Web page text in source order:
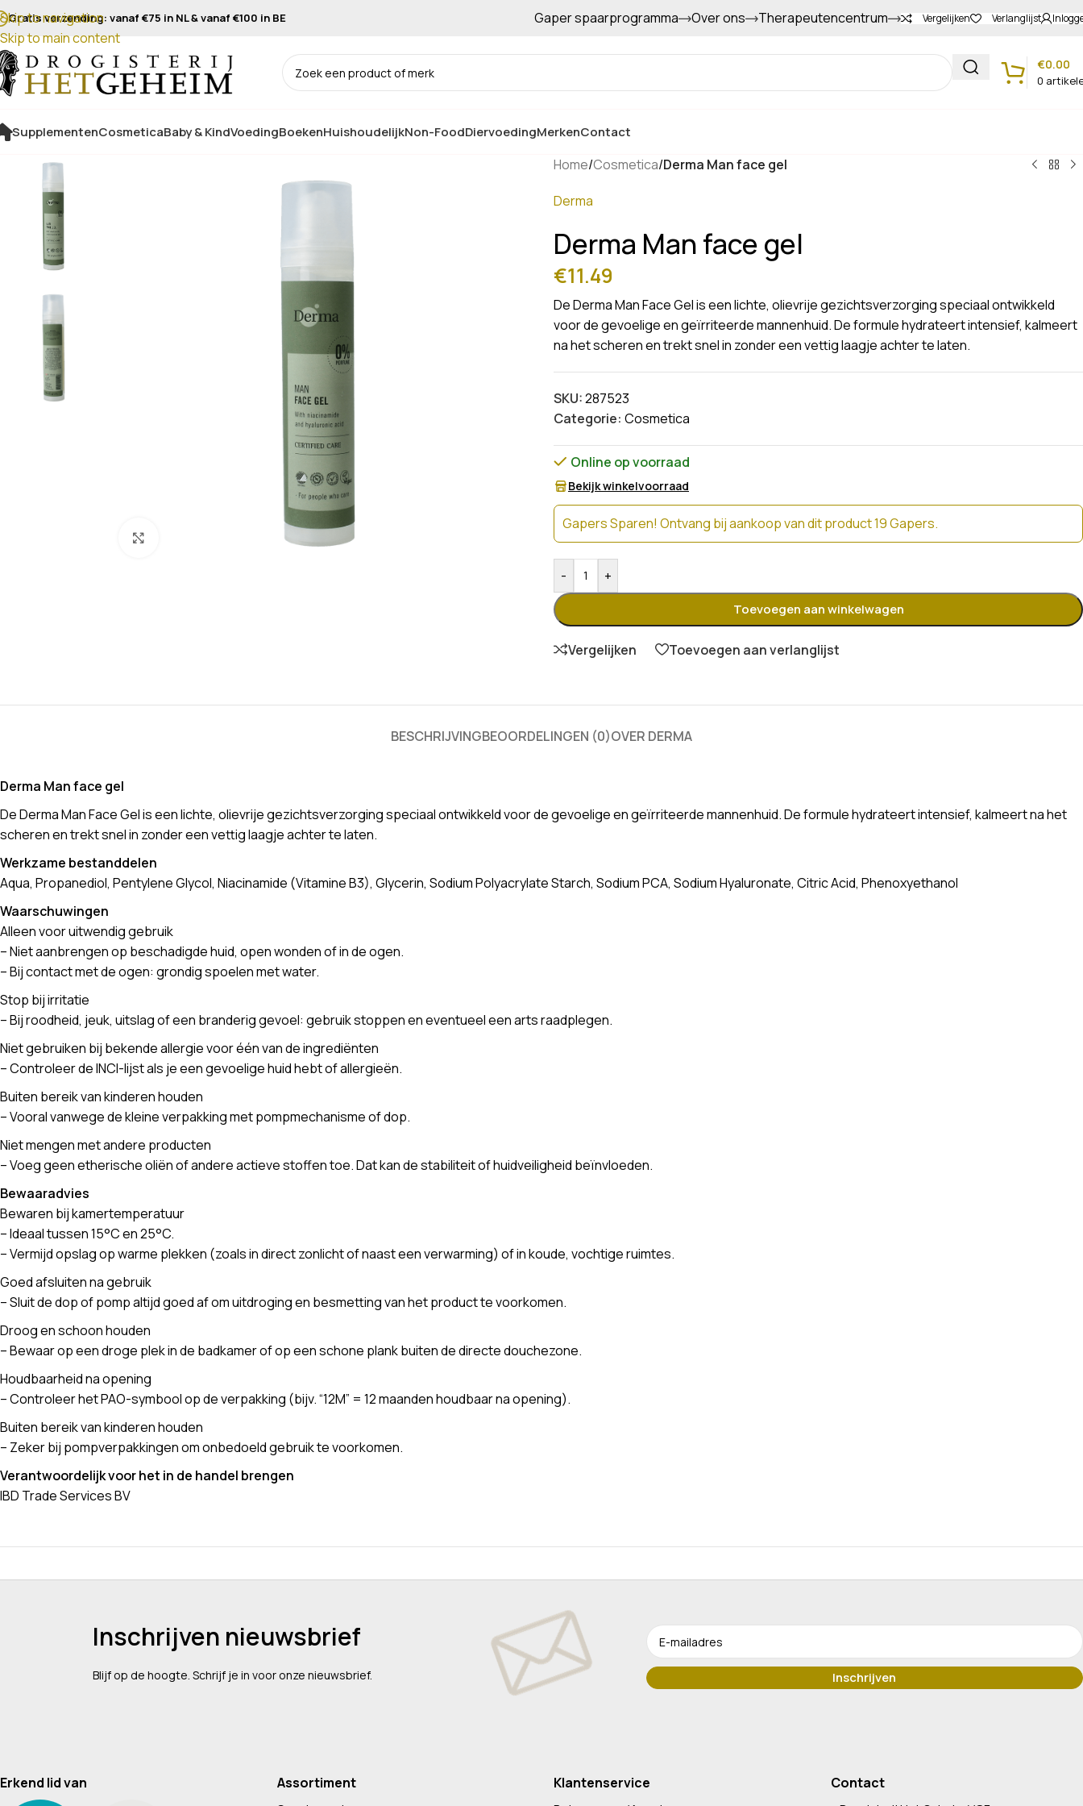
Skip to navigation
Skip to main content
Gratis verzending: vanaf €75 in NL & vanaf €100 in BE Gratis afhalen in de winkel Gapers sparen voor extra korting
Gaper spaarprogramma Over ons Therapeutencentrum Vergelijken Verlanglijst
0
€0.00
SupplementenCosmeticaBaby & KindVoedingBoekenHuishoudelijkNon-FoodDiervoedingMerkenContact
Home/Cosmetica/Derma Man face gel
Derma
Derma Man face gel
€11.49
De Derma Man Face Gel is een lichte, olievrije gezichtsverzorging speciaal ontwikkeld
voor de gevoelige en geïrriteerde mannenhuid. De formule hydrateert intensief, kalmeert
na het scheren en trekt snel in zonder een vettig laagje achter te laten.
SKU:287523
Categorie: Cosmetica
Online op voorraad
Bekijk winkelvoorraad
Gapers Sparen! Ontvang bij aankoop van dit product 19 Gapers.
- +
Toevoegen aan winkelwagen
Vergelijken Toevoegen aan verlanglijst
BESCHRIJVINGBEOORDELINGEN (0)OVER DERMA
Derma Man face gel
De Derma Man Face Gel is een lichte, olievrije gezichtsverzorging speciaal ontwikkeld voor de gevoelige en geïrriteerde mannenhuid. De formule hydrateert intensief, kalmeert na het
scheren en trekt snel in zonder een vettig laagje achter te laten.
Werkzame bestanddelen
Aqua, Propanediol, Pentylene Glycol, Niacinamide (Vitamine B3), Glycerin, Sodium Polyacrylate Starch, Sodium PCA, Sodium Hyaluronate, Citric Acid, Phenoxyethanol
Waarschuwingen
Alleen voor uitwendig gebruik
– Niet aanbrengen op beschadigde huid, open wonden of in de ogen.
– Bij contact met de ogen: grondig spoelen met water.
Stop bij irritatie
– Bij roodheid, jeuk, uitslag of een branderig gevoel: gebruik stoppen en eventueel een arts raadplegen.
Niet gebruiken bij bekende allergie voor één van de ingrediënten
– Controleer de INCI-lijst als je een gevoelige huid hebt of allergieën.
Buiten bereik van kinderen houden
– Vooral vanwege de kleine verpakking met pompmechanisme of dop.
Niet mengen met andere producten
– Voeg geen etherische oliën of andere actieve stoffen toe. Dat kan de stabiliteit of huidveiligheid beïnvloeden.
Bewaaradvies
Bewaren bij kamertemperatuur
– Ideaal tussen 15°C en 25°C.
– Vermijd opslag op warme plekken (zoals in direct zonlicht of naast een verwarming) of in koude, vochtige ruimtes.
Goed afsluiten na gebruik
– Sluit de dop of pomp altijd goed af om uitdroging en besmetting van het product te voorkomen.
Droog en schoon houden
– Bewaar op een droge plek in de badkamer of op een schone plank buiten de directe douchezone.
Houdbaarheid na opening
– Controleer het PAO-symbool op de verpakking (bijv. “12M” = 12 maanden houdbaar na opening).
Buiten bereik van kinderen houden
– Zeker bij pompverpakkingen om onbedoeld gebruik te voorkomen.
Verantwoordelijk voor het in de handel brengen
IBD Trade Services BV
Inschrijven nieuwsbrief
Blijf op de hoogte. Schrijf je in voor onze nieuwsbrief.
Erkend lid van Assortiment Klantenservice Contact